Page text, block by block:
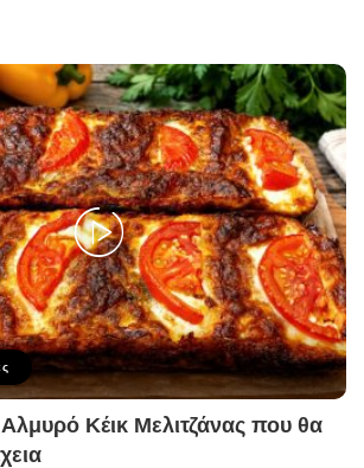
Κέικ Μελιτζάνας που θα